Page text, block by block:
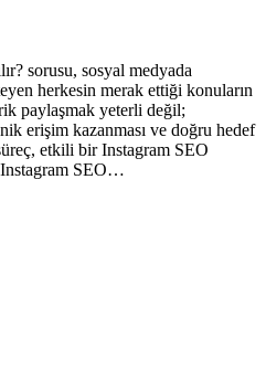
sorusu, sosyal medyada
herkesin merak ettiği konuların
paylaşmak yeterli değil;
erişim kazanması ve doğru hedef
etkili bir Instagram SEO
SEO…